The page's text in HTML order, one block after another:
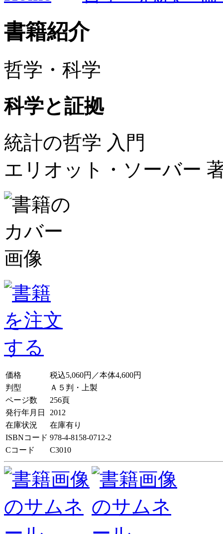
書籍紹介
哲学・科学
科学と証拠
統計の哲学 入門
エリオット・ソーバ
価格
税込5,060円／本体4,600円
判型
Ａ５判・上製
ページ数
256頁
発行年月日
2012
在庫状況
在庫有り
ISBNコード 978-4-8158-0712-2
Cコード
C3010